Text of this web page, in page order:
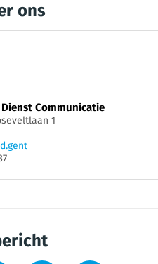
ons
Communicatie
1